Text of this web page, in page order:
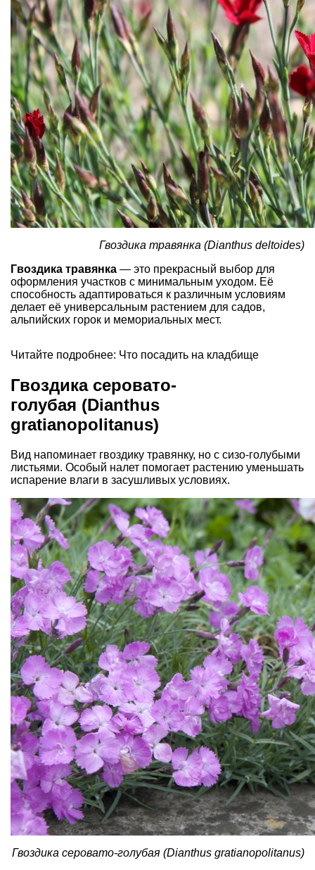
Гвоздика травянка (Dianthus deltoides)
Гвоздика травянка — это прекрасный выбор для
оформления участков с минимальным уходом. Её
способность адаптироваться к различным условиям
делает её универсальным растением для садов,
альпийских горок и мемориальных мест.
Читайте подробнее: Что посадить на кладбище
Гвоздика серовато-
голубая (Dianthus
gratianopolitanus)
Вид напоминает гвоздику травянку, но с сизо-голубыми
листьями. Особый налет помогает растению уменьшать
испарение влаги в засушливых условиях.
Гвоздика серовато-голубая (Dianthus gratianopolitanus)